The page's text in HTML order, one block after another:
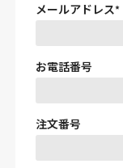
メールアドレス
お電話番号
注文番号